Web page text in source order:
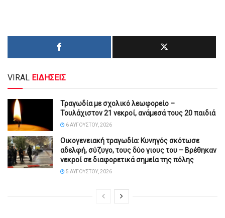
VIRAL ΕΙΔΗΣΕΙΣ
Τραγωδία με σχολικό λεωφορείο –
Τουλάχιστον 21 νεκροί, ανάμεσά τους 20 παιδιά
6 ΑΥΓΟΎΣΤΟΥ, 2026
Οικογενειακή τραγωδία: Κυνηγός σκότωσε
αδελφή, σύζυγο, τους δύο γιους του – Βρέθηκαν
νεκροί σε διαφορετικά σημεία της πόλης
5 ΑΥΓΟΎΣΤΟΥ, 2026